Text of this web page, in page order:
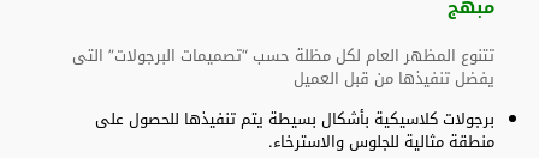
مبهج
تتنوع المظهر العام لكل مظلة حسب “تصميمات البرجولات” التى
يفضل تنفيذها من قبل العميل
برجولات كلاسيكية بأشكال بسيطة يتم تنفيذها للحصول على
منطقة مثالية للجلوس والاسترخاء.